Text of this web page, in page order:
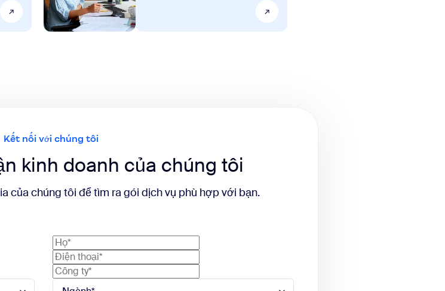
Kết nối với chúng tôi
kinh doanh của chúng tôi
của chúng tôi để tìm ra gói dịch vụ phù hợp với bạn.